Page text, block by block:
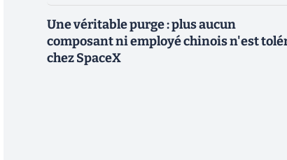
Une véritable purge : plus aucun
composant ni employé chinois n'est
chez SpaceX